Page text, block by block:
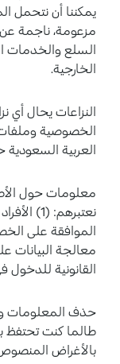
يمكننا أن نتحمل
مزعومة، ناجمة عن
السلع والخدمات
الخارجية.
النزاعات يحال أي
الخصوصية وملفات
العربية السعودية
معلومات حول
نعتبرهم: (1)
معالجة البيانات
القانونية للدخول في
حذف المعلومات
طالما كنت تحتفظ
بالأغراض